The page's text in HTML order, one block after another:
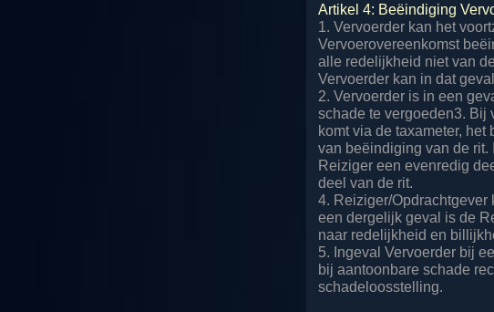
Artikel 4: Beëindiging
1. Vervoerder kan het
Vervoerovereenkomst
alle redelijkheid niet van
Vervoerder kan in dat
2. Vervoerder is in een
schade te vergoeden3. Bij
komt via de taxameter,
van beëindiging van de
Reiziger een evenredig
deel van de rit.
4. Reiziger/Opdrachtgever
een dergelijk geval is de
naar redelijkheid en
5. Ingeval Vervoerder bij
bij aantoonbare schade
schadeloosstelling.